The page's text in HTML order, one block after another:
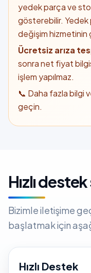
yedek parça ve
gösterebilir. Yedek
değişim hizmetinin
Ücretsiz arıza
sonra net fiyat
işlem yapılmaz.
📞 Daha fazla bilgi
geçin.
Hızlı
Bizimle iletişime
başlatmak için
Hızlı Destek